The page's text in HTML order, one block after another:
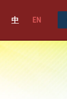
中 EN